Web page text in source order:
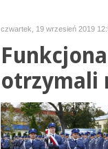
czwartek, 19 wrzesień 2019
otrzymali